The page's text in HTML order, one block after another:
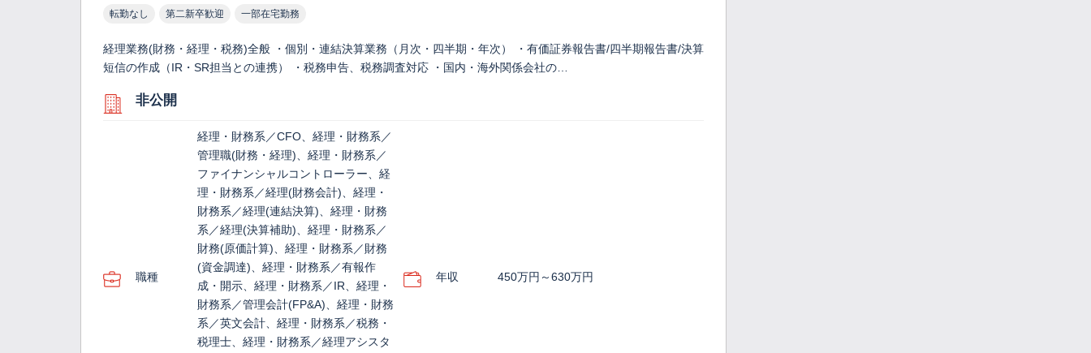
転勤なし 第二新卒歓迎 一部在宅勤務
経理業務(財務・経理・税務)全般 ・個別・連結決算業務（月次・四半期・年次） ・有価証券報告書/四半期報告書/決算
短信の作成（IR・SR担当との連携） ・税務申告、税務調査対応 ・国内・海外関係会社の…
非公開
職種
経理・財務系／CFO、経理・財務系／
管理職(財務・経理)、経理・財務系／
ファイナンシャルコントローラー、経
理・財務系／経理(財務会計)、経理・
財務系／経理(連結決算)、経理・財務
系／経理(決算補助)、経理・財務系／
財務(原価計算)、経理・財務系／財務
(資金調達)、経理・財務系／有報作
成・開示、経理・財務系／IR、経理・
財務系／管理会計(FP&A)、経理・財務
系／英文会計、経理・財務系／税務・
税理士、経理・財務系／経理アシスタ
年収 450万円～630万円